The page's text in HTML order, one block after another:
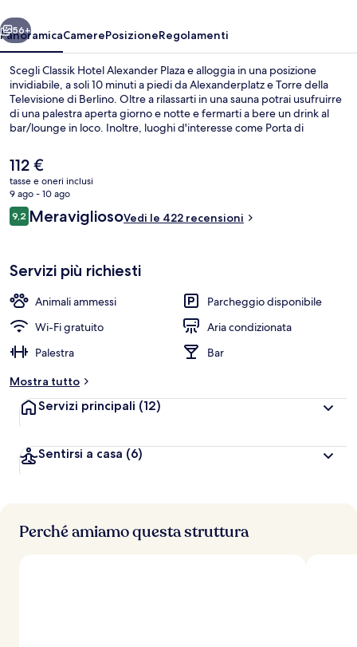
Avanti
56+
PanoramicaCamerePosizioneRegolamenti
Scegli Classik Hotel Alexander Plaza e alloggia in una posizione
invidiabile, a soli 10 minuti a piedi da Alexanderplatz e Torre della
Televisione di Berlino. Oltre a rilassarti in una sauna potrai usufruirre
di una palestra aperta giorno e notte e fermarti a bere un drink al
bar/lounge in loco. Inoltre, luoghi d'interesse come Porta di
Altri viaggiatori apprezzano il personale gentile della struttura.
Approfitta dei mezzi pubblici nelle vicinanze: Fermata del tram di
Spandauer Straße-Marienkirche è a 3 min e Stazione di Hackescher
Markt a 4 min a piedi.
Il
prezzo
attuale
è
112 €
112 €
tasse e oneri inclusi
9 ago - 10 ago
Recensioni
9,29,2 su 10
MeravigliosoVedi le 422 recensioni
Servizi più richiesti
Animali ammessi
Parcheggio disponibile
Wi-Fi gratuito
Aria condizionata
Palestra
Bar
Mostra tutto
Servizi principali (12)
Sentirsi a casa (6)
Perché amiamo questa struttura